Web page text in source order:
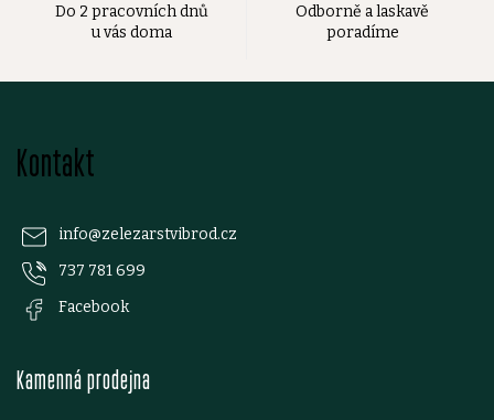
Do 2 pracovních dnů
u vás doma
Odborně a laskavě
poradíme
Kontakt
info@zelezarstvibrod.cz
737 781 699
Facebook
Kamenná prodejna